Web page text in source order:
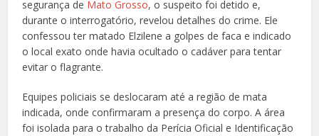
segurança de Mato Grosso, o suspeito foi detido e,
durante o interrogatório, revelou detalhes do crime. Ele
confessou ter matado Elzilene a golpes de faca e indicado
o local exato onde havia ocultado o cadáver para tentar
evitar o flagrante.
Equipes policiais se deslocaram até a região de mata
indicada, onde confirmaram a presença do corpo. A área
foi isolada para o trabalho da Perícia Oficial e Identificação